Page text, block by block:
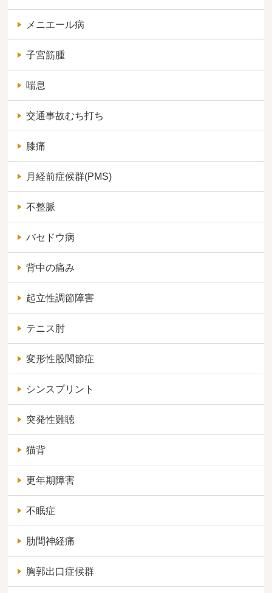
メニエール病
子宮筋腫
喘息
交通事故むち打ち
膝痛
月経前症候群(PMS)
不整脈
バセドウ病
背中の痛み
起立性調節障害
テニス肘
変形性股関節症
シンスプリント
突発性難聴
猫背
更年期障害
不眠症
肋間神経痛
胸郭出口症候群